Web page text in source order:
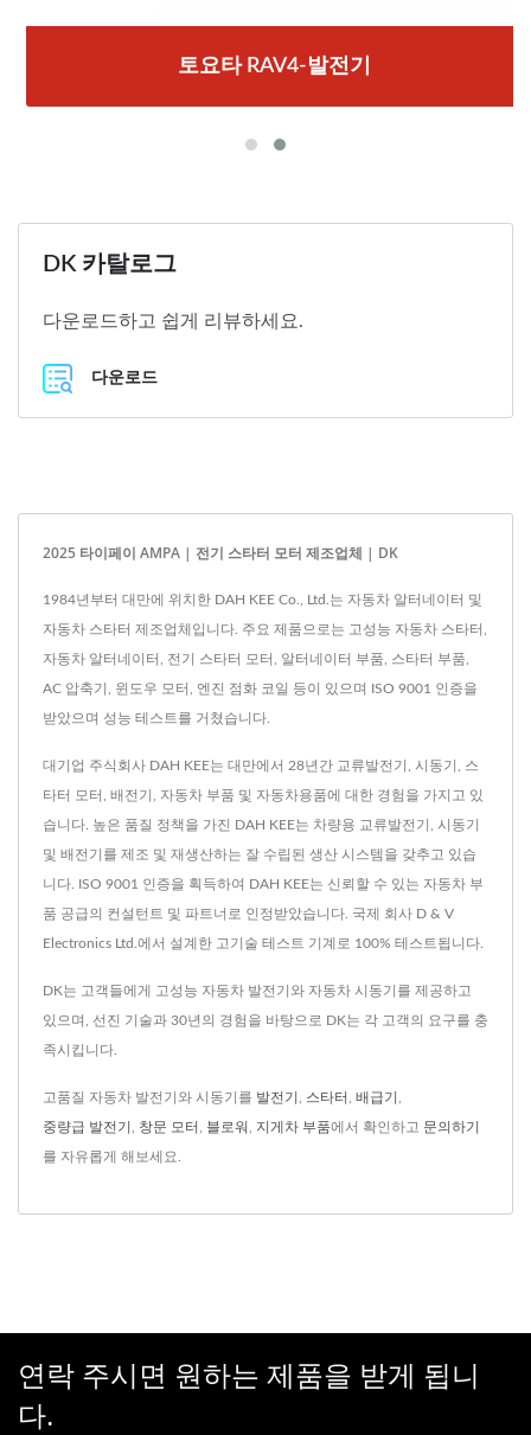
토요타 RAV4-발전기
DK 카탈로그
다운로드하고 쉽게 리뷰하세요.
다운로드
2025 타이페이 AMPA | 전기 스타터 모터 제조업체 | DK
1984년부터 대만에 위치한 DAH KEE Co., Ltd.는 자동차 알터네이터 및
자동차 스타터 제조업체입니다. 주요 제품으로는 고성능 자동차 스타터,
자동차 알터네이터, 전기 스타터 모터, 알터네이터 부품, 스타터 부품,
AC 압축기, 윈도우 모터, 엔진 점화 코일 등이 있으며 ISO 9001 인증을
받았으며 성능 테스트를 거쳤습니다.
대기업 주식회사 DAH KEE는 대만에서 28년간 교류발전기, 시동기, 스
타터 모터, 배전기, 자동차 부품 및 자동차용품에 대한 경험을 가지고 있
습니다. 높은 품질 정책을 가진 DAH KEE는 차량용 교류발전기, 시동기
및 배전기를 제조 및 재생산하는 잘 수립된 생산 시스템을 갖추고 있습
니다. ISO 9001 인증을 획득하여 DAH KEE는 신뢰할 수 있는 자동차 부
품 공급의 컨설턴트 및 파트너로 인정받았습니다. 국제 회사 D & V
Electronics Ltd.에서 설계한 고기술 테스트 기계로 100% 테스트됩니다.
DK는 고객들에게 고성능 자동차 발전기와 자동차 시동기를 제공하고
있으며, 선진 기술과 30년의 경험을 바탕으로 DK는 각 고객의 요구를 충
족시킵니다.
고품질 자동차 발전기와 시동기를 발전기 스타터 배급기
중량급 발전기 창문 모터 블로워 지게차 부품에서 확인하고 문의하기
를 자유롭게 해보세요.
연락 주시면 원하는 제품을 받게 됩니
다.